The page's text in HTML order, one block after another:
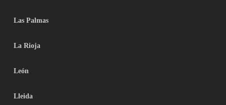
Las Palmas
La Rioja
León
Lleida